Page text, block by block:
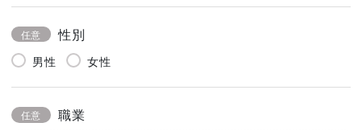
任意 性別
男性 女性
任意 職業